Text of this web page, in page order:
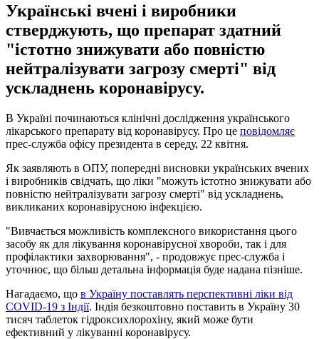
Українські вчені і виробники
стверджують, що препарат здатний
"істотно знижувати або повністю
нейтралізувати загрозу смерті" від
ускладнень коронавірусу.
В Україні починаються клінічні дослідження українського
лікарського препарату від коронавірусу. Про це повідомляє
прес-служба офісу президента в середу, 22 квітня.
Як заявляють в ОПУ, попередні висновки українських вчених
і виробників свідчать, що ліки "можуть істотно знижувати або
повністю нейтралізувати загрозу смерті" від ускладнень,
викликаних коронавірусною інфекцією.
"Вивчається можливість комплексного використання цього
засобу як для лікування коронавірусної хвороби, так і для
профілактики захворювання", - продовжує прес-служба і
уточнює, що більш детальна інформація буде надана пізніше.
Нагадаємо, що в Україну поставлять перспективні ліки від
COVID-19 з Індії. Індія безкоштовно поставить в Україну 30
тисяч таблеток гідроксихлорохіну, який може бути
ефективний у лікуванні коронавірусу.